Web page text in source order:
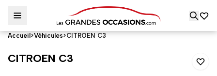
Accueil >Véhicules>CITROEN C3
CITROEN C3
CITROEN C3